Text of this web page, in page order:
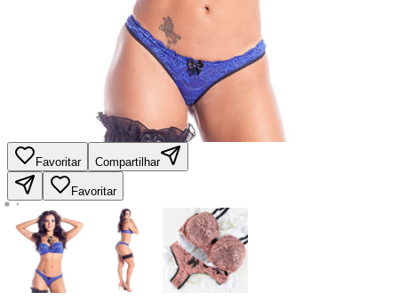
Favoritar Compartilhar
Favoritar